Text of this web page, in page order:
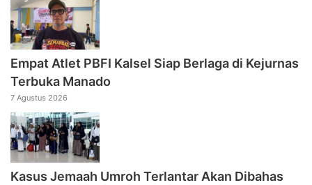
Empat Atlet PBFI Kalsel Siap Berlaga di Kejurnas
Terbuka Manado
7 Agustus 2026
Kasus Jemaah Umroh Terlantar Akan Dibahas